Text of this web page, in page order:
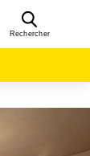
Rechercher